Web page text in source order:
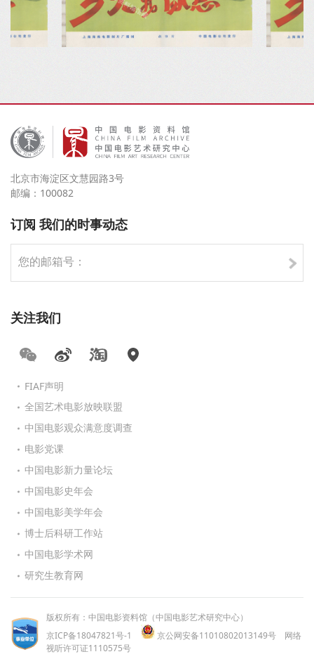
北京市海淀区文慧园路3号
邮编：100082
订阅 我们的时事动态
关注我们
FIAF声明
全国艺术电影放映联盟
中国电影观众满意度调查
电影党课
中国电影新力量论坛
中国电影史年会
中国电影美学年会
博士后科研工作站
中国电影学术网
研究生教育网
版权所有：中国电影资料馆（中国电影艺术研究中心）
京ICP备18047821号-1
京公网安备11010802013149号 网络
视听许可证1110575号